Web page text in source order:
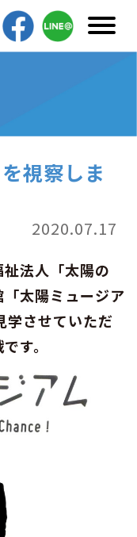
視察しま
2020.07.17
法人「太陽の
太陽ミュージア
学させていただ
す。